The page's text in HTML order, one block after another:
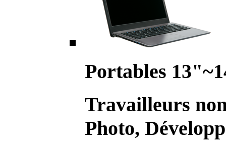
Portables
Travailleurs
Photo,